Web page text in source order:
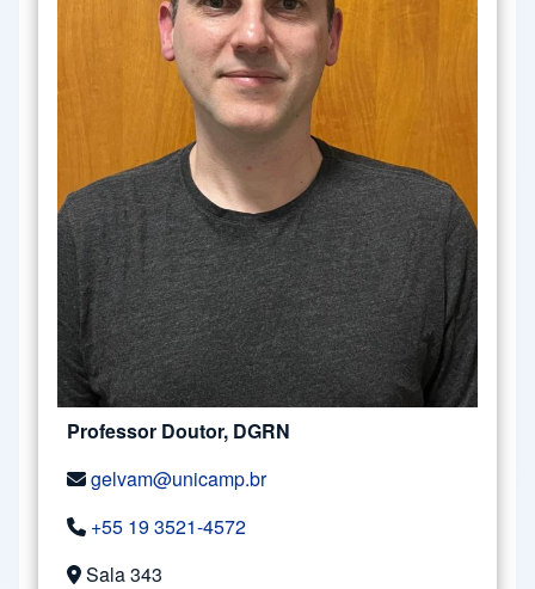
Professor Doutor, DGRN
gelvam@unicamp.br
+55 19 3521-4572
Sala 343